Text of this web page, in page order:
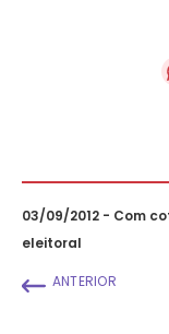
03/09/2012 - Com
eleitoral
ANTERIOR